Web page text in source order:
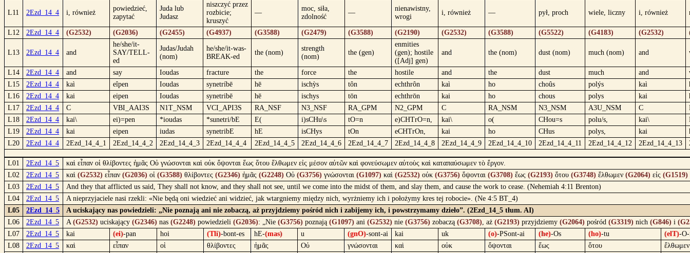
L11 2Ezd_14_4 i, również
powiedzieć,
zapytać
Juda lub
Judasz
niszczyć przez
rozbicie;
kruszyć
—
moc, siła,
zdolność
—
nienawistny,
wrogi
i, również — pył, proch wiele, liczny i, również
L12 2Ezd_14_4 (G2532) (G2036) (G2455) (G4937) (G3588) (G2479) (G3588) (G2190) (G2532) (G3588) (G5522) (G4183) (G2532)
L13 2Ezd_14_4 and
he/she/it-
SAY/TELL-
ed
Judas/Judah
(nom)
he/she/it-was-
BREAK-ed
the (nom)
strength
(nom)
the (gen)
enmities
(gen); hostile
([Adj] gen)
and the (nom) dust (nom) much (nom) and
L14 2Ezd_14_4 and say Ioudas fracture the force the hostile and the dust much and
L15
2Ezd_14_4 kaì eîpen Ioudas synetríbē hē ischỳs tôn echthrôn kaì ho choûs polýs kaì
L16
2Ezd_14_4 kai eipen Ioudas synetribē hē ischys tōn echthrōn kai ho chous polys kai
L17
2Ezd_14_4 C VBI_AAI3S N1T_NSM VCI_API3S RA_NSF N3_NSF RA_GPM N2_GPM C RA_NSM N3_NSM A3U_NSM C
L18
2Ezd_14_4 kai\ ei)=pen *ioudas *sunetri/bE E( i)sCHu\s tO=n e)CHTrO=n, kai\ o( CHou=s polu/s, kai\
L19
2Ezd_14_4 kai eipen iudas synetribE hE isCHys tOn eCHTrOn, kai ho CHus polys, kai
L20
2Ezd_14_4 2Ezd_14_4_1 2Ezd_14_4_2 2Ezd_14_4_3 2Ezd_14_4_4 2Ezd_14_4_5 2Ezd_14_4_6 2Ezd_14_4_7 2Ezd_14_4_8 2Ezd_14_4_9 2Ezd_14_4_10 2Ezd_14_4_11 2Ezd_14_4_12 2Ezd_14_4_13
L01 2Ezd_14_5
καὶ εἶπαν οἱ θλίβοντες ἡμᾶς Οὐ γνώσονται καὶ οὐκ ὄψονται ἕως ὅτου ἔλθωμεν εἰς μέσον αὐτῶν καὶ φονεύσωμεν αὐτοὺς καὶ καταπαύσωμεν τὸ ἔργον.
L02
2Ezd_14_5 καὶ (G2532) εἶπαν (G2036) οἱ (G3588) θλίβοντες (G2346) ἡμᾶς (G2248) Οὐ (G3756) γνώσονται (G1097) καὶ (G2532) οὐκ (G3756) ὄψονται (G3708) ἕως (G2193) ὅτου (G3748) ἔλθωμεν (G2064) εἰς (G1519)
L03
2Ezd_14_5
And they that afflicted us said, They shall not know, and they shall not see, until we come into the midst of them, and slay them, and cause the work to cease. (Nehemiah 4:11 Brenton)
L04
2Ezd_14_5
A nieprzyjaciele nasi rzekli: «Nie będą oni wiedzieć ani widzieć, jak wtargniemy między nich, wyrżniemy ich i położymy kres tej robocie». (Ne 4:5 BT_4)
L05
2Ezd_14_5
A uciskający nas powiedzieli: „Nie poznają ani nie zobaczą, aż przyjdziemy pośród nich i zabijemy ich, i powstrzymamy dzieło”. (2Ezd_14_5 tłum. AI)
L06
2Ezd_14_5 A (G2532) uciskający (G2346) nas (G2248) powiedzieli (G2036): „Nie (G3756) poznają (G1097) ani (G2532) nie (G3756) zobaczą (G3708), aż (G2193) przyjdziemy (G2064) pośród (G3319) nich (G846) i
L07
2Ezd_14_5 kai (ei)-pan hoi (Tli)-bont-es hE-(mas) u (gnO)-sont-ai kai uk (o)-PSont-ai (he)-Os (ho)-tu (elT)-
L08
2Ezd_14_5 καὶ εἶπαν οἱ θλίβοντες ἡμᾶς Οὐ γνώσονται καὶ οὐκ ὄψονται ἕως ὅτου
ἔλθωμεν